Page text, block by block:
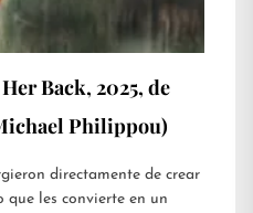
Back, 2025, de
Philippou)
directamente de crear
que les convierte en un